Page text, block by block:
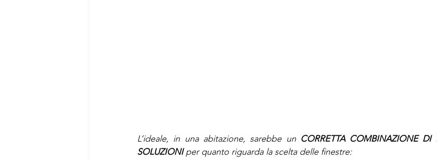
L’ideale, in una abitazione, sarebbe un CORRETTA COMBINAZIONE DI
SOLUZIONI per quanto riguarda la scelta delle finestre: